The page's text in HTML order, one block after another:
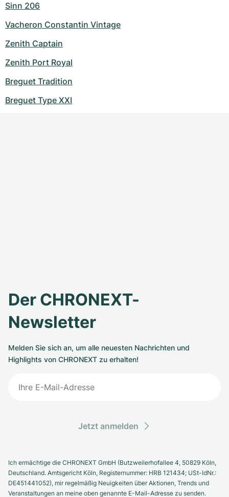
Sinn 206
Vacheron Constantin Vintage
Zenith Captain
Zenith Port Royal
Breguet Tradition
Breguet Type XXI
Der CHRONEXT-
Newsletter
Melden Sie sich an, um alle neuesten Nachrichten und
Highlights von CHRONEXT zu erhalten!
Jetzt anmelden
Ich ermächtige die CHRONEXT GmbH (Butzweilerhofallee 4, 50829 Köln,
Deutschland. Amtsgericht Köln, Registernummer: HRB 121434; USt-IdNr.:
DE451441052), mir regelmäßig Neuigkeiten über Aktionen, Trends und
Veranstaltungen an meine oben genannte E-Mail-Adresse zu senden.